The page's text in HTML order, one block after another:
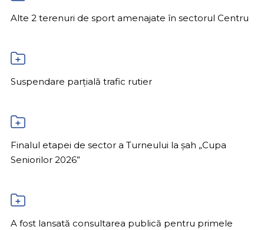
Alte 2 terenuri de sport amenajate în sectorul Centru
Suspendare parțială trafic rutier
Finalul etapei de sector a Turneului la șah „Cupa
Seniorilor 2026”
A fost lansată consultarea publică pentru primele